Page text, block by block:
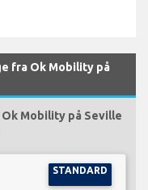
fra Ok Mobility på
Mobility på Seville
STANDARD